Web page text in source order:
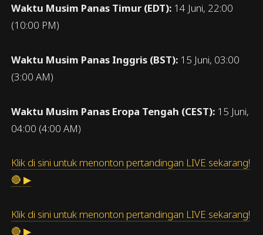
Waktu Musim Panas Timur (EDT): 14 Juni, 22:00
(10:00 PM)
Waktu Musim Panas Inggris (BST): 15 Juni, 03:00
(3:00 AM)
Waktu Musim Panas Eropa Tengah (CEST): 15 Juni,
04:00 (4:00 AM)
Klik di sini untuk menonton pertandingan LIVE sekarang!
🔴 ▶
Klik di sini untuk menonton pertandingan LIVE sekarang!
🔴 ▶